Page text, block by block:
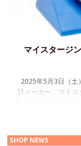
マイスタージ
2025年5月3日（土
計メーカー、マイス
SHOP NEWS